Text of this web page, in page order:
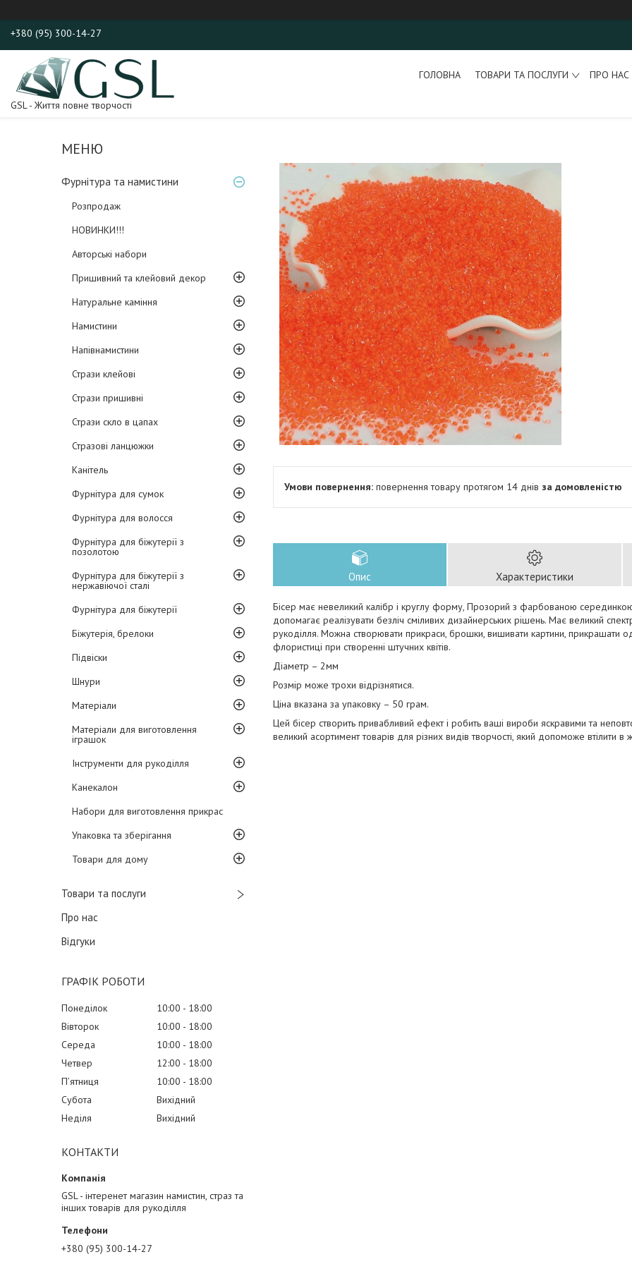
+380 (95) 300-14-27
GSL - Життя повне творчості
ГОЛОВНА ТОВАРИ ТА ПОСЛУГИ ПРО НАС
Фурнітура та намистини
Розпродаж
НОВИНКИ!!!
Авторські набори
Пришивний та клейовий декор
Натуральне каміння
Намистини
Напівнамистини
Стрази клейові
Стрази пришивні
Стрази скло в цапах
Стразові ланцюжки
Канітель
Фурнітура для сумок
Фурнітура для волосся
Фурнітура для біжутерії з
позолотою
Фурнітура для біжутерії з
нержавіючої сталі
Фурнітура для біжутерії
Біжутерія, брелоки
Підвіски
Шнури
Матеріали
Матеріали для виготовлення
іграшок
Інструменти для рукоділля
Канекалон
Набори для виготовлення прикрас
Упаковка та зберігання
Товари для дому
Товари та послуги
Про нас
Відгуки
ГРАФІК РОБОТИ
Понеділок 10:00
18:00
Вівторок
10:00
18:00
Середа
10:00
18:00
Четвер
12:00
18:00
Пʼятниця
10:00
18:00
Субота
Вихідний
Неділя
Вихідний
КОНТАКТИ
GSL - інтеренет магазин намистин, страз та
інших товарів для рукоділля
+380 (95) 300-14-27
повернення товару протягом 14 днів за домовленістю
Опис Характеристики
Бісер має невеликий калібр і круглу форму, Прозорий з фарбованою серединкою.
допомагає реалізувати безліч сміливих дизайнерських рішень. Має великий
рукоділля. Можна створювати прикраси, брошки, вишивати картини, прикрашати
флористиці при створенні штучних квітів.
Діаметр – 2мм
Розмір може трохи відрізнятися.
Ціна вказана за упаковку – 50 грам.
Цей бісер створить привабливий ефект і робить ваші вироби яскравими та
великий асортимент товарів для різних видів творчості, який допоможе втілити в